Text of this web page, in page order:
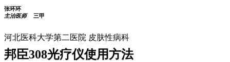
张环环
主治医师
三甲
河北医科大学第二医院 皮肤性病科
邦臣308光疗仪使用方法